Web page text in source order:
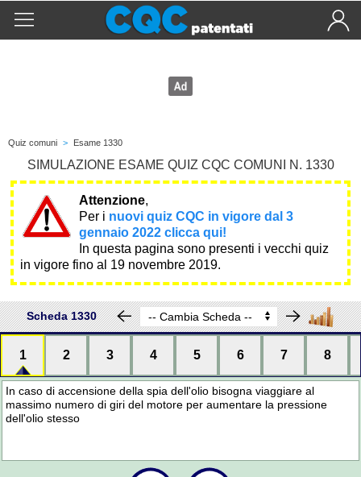
Quiz comuni > Esame 1330
SIMULAZIONE ESAME QUIZ CQC COMUNI N. 1330
Attenzione,
Per i nuovi quiz CQC in vigore dal 3
gennaio 2022 clicca qui!
In questa pagina sono presenti i vecchi quiz
in vigore fino al 19 novembre 2019.
Scheda 1330
1 2 3 4 5 6 7 8
In caso di accensione della spia dell'olio bisogna viaggiare al
massimo numero di giri del motore per aumentare la pressione
dell'olio stesso